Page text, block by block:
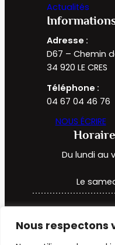
Nous respectons
Actualités
Adresse :
D67 – Chemin
34 920 LE CRES
Téléphone :
04 67 04 46 76
NOUS ÉCRIRE
Du lundi au
Le
la Politique de
lesConditions